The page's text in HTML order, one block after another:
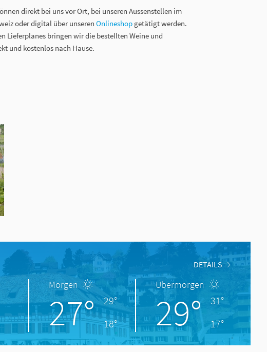
direkt bei uns vor Ort, bei unseren Aussenstellen im
oder digital über unseren Onlineshopgetätigt werden.
Lieferplanes bringen wir die bestellten Weine und
und kostenlos nach Hause.
DETAILS
Morgen
27°
29°
18°
Übermorgen
29°
31°
17°